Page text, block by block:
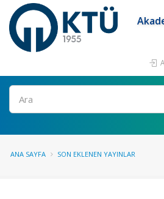
Ara
ANA SAYFA SON EKLENEN YAYINLAR